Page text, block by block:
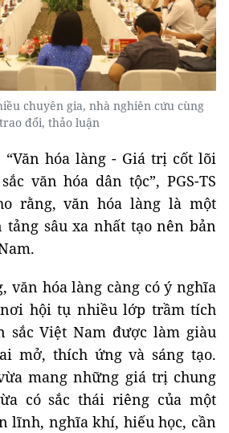
chuyên gia, nhà nghiên cứu cùng
trao đổi, thảo luận
hóa làng - Giá trị cốt lõi
văn hóa dân tộc”, PGS-TS
rằng, văn hóa làng là một
sâu xa nhất tạo nên bản
văn hóa làng càng có ý nghĩa
hội tụ nhiều lớp trầm tích
sắc Việt Nam được làm giàu
mở, thích ứng và sáng tạo.
mang những giá trị chung
có sắc thái riêng của một
lĩnh, nghĩa khí, hiếu học, cần